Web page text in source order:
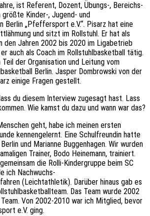
ist Referent, Dozent, Übungs-, Bereichs-
Kinder-, Jugend- und
Berlin „Pfeffersport e.V.“. Pisarz hat eine
und sitzt im Rollstuhl. Er hat als
den Jahren 2002 bis 2020 im Ligabetrieb
auch als Coach im Rollstuhlbasketball tätig.
der Organisation und Leitung vom
Berlin. Jasper Dombrowski von der
einige Fragen gestellt.
du diesem Interview zugesagt hast. Lass
Wie kamst du dazu und wann war das?
geht, habe ich meinen ersten
kennengelernt. Eine Schulfreundin hatte
und Marianne Buggenhagen. Wir wurden
Trainer, Bodo Heinemann, trainiert.
die Rolli-Kindergruppe beim SC
ich Nachwuchs-
(Leichtathletik). Darüber hinaus gab es
Das Team wurde 2002
Von 2002-2010 war ich Mitglied, bevor
e.V. ging.